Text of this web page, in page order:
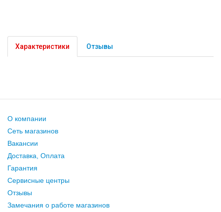
Характеристики Отзывы
О компании
Сеть магазинов
Вакансии
Доставка, Оплата
Гарантия
Сервисные центры
Отзывы
Замечания о работе магазинов